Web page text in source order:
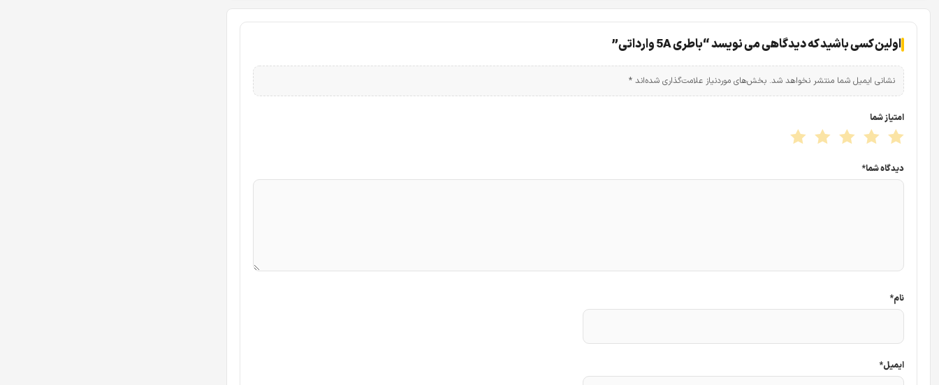
اولین کسی باشید که دیدگاهی می نویسد “باطری 5A وارداتی”
نشانی ایمیل شما منتشر نخواهد شد. بخش‌های موردنیاز علامت‌گذاری شده‌اند *
امتیاز شما
دیدگاه شما*
نام*
ایمیل*